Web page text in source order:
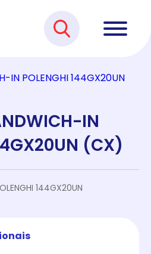
IN
(CX)
144GX20UN